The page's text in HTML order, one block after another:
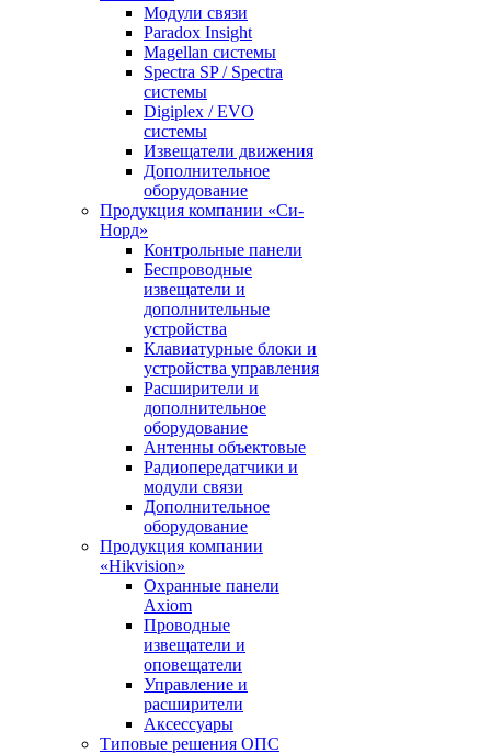
Модули связи
Paradox Insight
Magellan системы
Spectra SP / Spectra
системы
Digiplex / EVO
системы
Извещатели движения
Дополнительное
оборудование
Продукция компании «Си-
Норд»
Контрольные панели
Беспроводные
извещатели и
дополнительные
устройства
Клавиатурные блоки и
устройства управления
Расширители и
дополнительное
оборудование
Антенны объектовые
Радиопередатчики и
модули связи
Дополнительное
оборудование
Продукция компании
«Hikvision»
Охранные панели
Axiom
Проводные
извещатели и
оповещатели
Управление и
расширители
Аксессуары
Типовые решения ОПС